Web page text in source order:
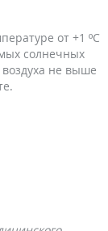
от +1 ºС
солнечных
не выше